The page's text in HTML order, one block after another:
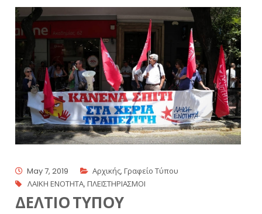
May 7, 2019 Αρχικής,Γραφείο Τύπου
ΛΑΙΚΗ ΕΝΟΤΗΤΑ,ΠΛΕΙΣΤΗΡΙΑΣΜΟΙ
ΔΕΛΤΙΟ ΤΥΠΟΥ